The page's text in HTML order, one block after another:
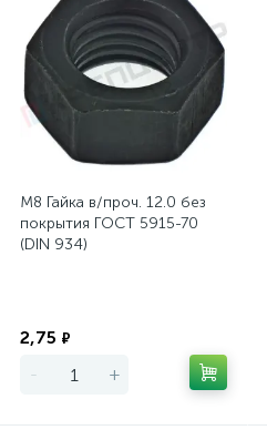
М8 Гайка в/проч. 12.0 без
покрытия ГОСТ 5915-70
(DIN 934)
2,75 ₽
- +